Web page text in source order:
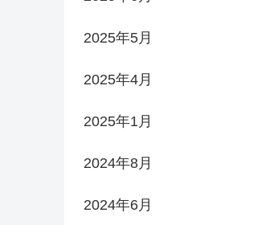
2025年5月
2025年4月
2025年1月
2024年8月
2024年6月